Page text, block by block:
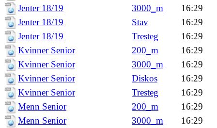
Jenter 18/19
3000_m
16:29
Jenter 18/19
Stav
16:29
Jenter 18/19
Tresteg
16:29
Kvinner Senior
200_m
16:29
Kvinner Senior
3000_m
16:29
Kvinner Senior
Diskos
16:29
Kvinner Senior
Tresteg
16:29
Menn Senior
200_m
16:29
Menn Senior
3000_m 16:29